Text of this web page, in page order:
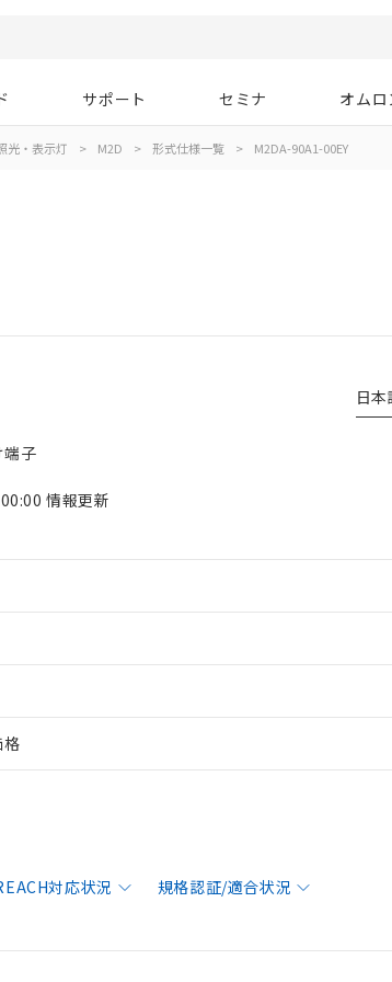
サポート セミナ オム
光・表示灯 > M2D > 形式仕様一覧 > M2DA-90A1-00EY
日本
端子
情報更新
格
対応状況 規格認証/適合状況